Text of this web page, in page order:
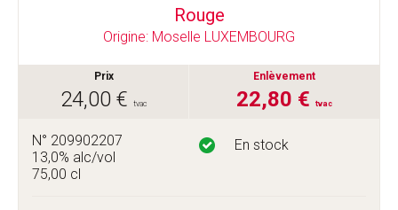
Rouge
Origine: Moselle LUXEMBOURG
Prix
24,00 € tvac
Enlèvement
22,80 € tvac
En stock
N° 209902207
13,0% alc/vol
75,00 cl